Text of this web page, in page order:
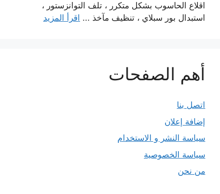
اقلاع الحاسوب بشكل متكرر ، تلف التوانزستور ،
استبدال بور سبلاي ، تنظيف مآخذ ... اقرأ المزيد
أهم الصفحات
اتصل بنا
إضافة إعلان
سياسة النشر و الاستخدام
سياسة الخصوصية
من نحن